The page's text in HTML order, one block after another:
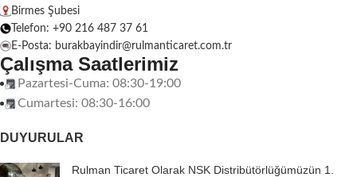
Birmes Şubesi
Telefon: +90 216 487 37 61
E-Posta: burakbayindir@rulmanticaret.com.tr
Çalışma Saatlerimiz
Pazartesi-Cuma: 08:30-19:00
Cumartesi: 08:30-16:00
DUYURULAR
Rulman Ticaret Olarak NSK Distribütörlüğümüzün 1.